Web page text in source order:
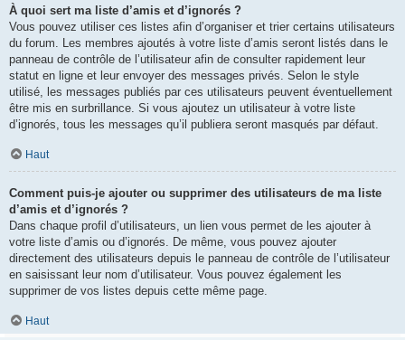
À quoi sert ma liste d’amis et d’ignorés ?
Vous pouvez utiliser ces listes afin d’organiser et trier certains utilisateurs
du forum. Les membres ajoutés à votre liste d’amis seront listés dans le
panneau de contrôle de l’utilisateur afin de consulter rapidement leur
statut en ligne et leur envoyer des messages privés. Selon le style
utilisé, les messages publiés par ces utilisateurs peuvent éventuellement
être mis en surbrillance. Si vous ajoutez un utilisateur à votre liste
d’ignorés, tous les messages qu’il publiera seront masqués par défaut.
Haut
Comment puis-je ajouter ou supprimer des utilisateurs de ma liste
d’amis et d’ignorés ?
Dans chaque profil d’utilisateurs, un lien vous permet de les ajouter à
votre liste d’amis ou d’ignorés. De même, vous pouvez ajouter
directement des utilisateurs depuis le panneau de contrôle de l’utilisateur
en saisissant leur nom d’utilisateur. Vous pouvez également les
supprimer de vos listes depuis cette même page.
Haut